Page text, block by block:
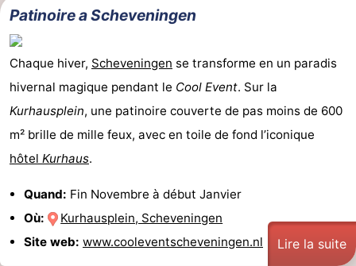
Patinoire a Scheveningen
Chaque hiver, Scheveningen se transforme en un paradis
hivernal magique pendant le Cool Event. Sur la
Kurhausplein, une patinoire couverte de pas moins de 600
m² brille de mille feux, avec en toile de fond l’iconique
hôtel Kurhaus.
Quand: Fin Novembre à début Janvier
Où:
Kurhausplein, Scheveningen
Site web: www.cooleventscheveningen.nl Lire la suite